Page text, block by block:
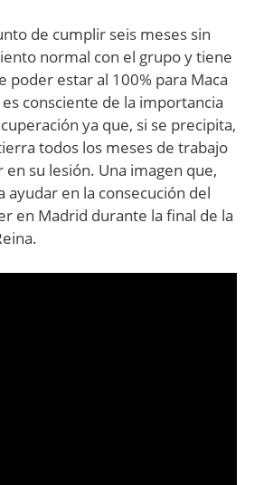
de cumplir seis meses sin
normal con el grupo y tiene
poder estar al 100% para Maca
consciente de la importancia
ya que, si se precipita,
todos los meses de trabajo
su lesión. Una imagen que,
ayudar en la consecución del
en Madrid durante la final de la